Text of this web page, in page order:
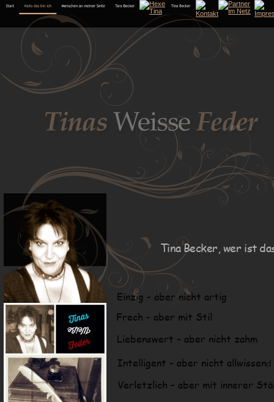
Tina Becker, wer ist
Einzig - aber nicht artig
Frech - aber mit Stil
Liebenswert - aber nicht zahm
Intelligent - aber nicht allwissend
Verletzlich - aber mit innerer